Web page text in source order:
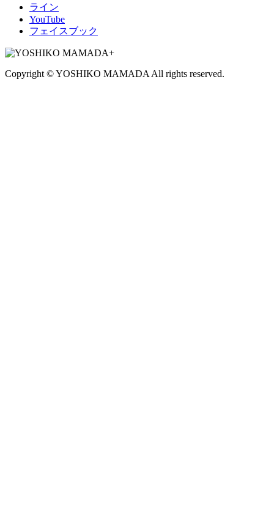
ライン
YouTube
フェイスブック
Copyright © YOSHIKO MAMADA All rights reserved.